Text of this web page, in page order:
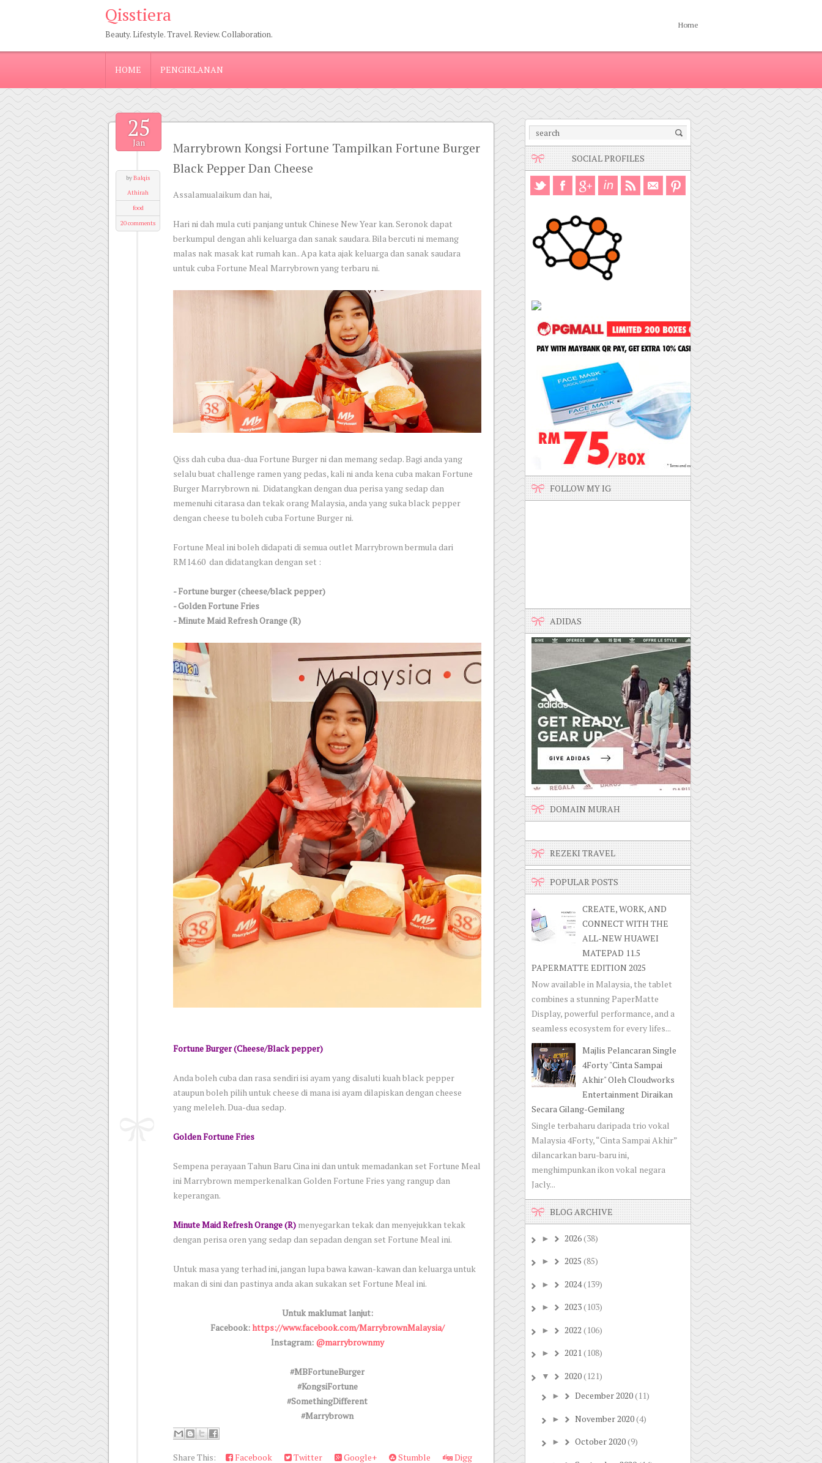
Qisstiera
Beauty. Lifestyle. Travel. Review. Collaboration.
Home
HOME PENGIKLANAN
25
Jan
byBalqis
Athirah
food
20 comments
Marrybrown Kongsi Fortune Tampilkan Fortune Burger
Black Pepper Dan Cheese
Assalamualaikum dan hai,
Hari ni dah mula cuti panjang untuk Chinese New Year kan. Seronok dapat
berkumpul dengan ahli keluarga dan sanak saudara. Bila bercuti ni memang
malas nak masak kat rumah kan.. Apa kata ajak keluarga dan sanak saudara
untuk cuba Fortune Meal Marrybrown yang terbaru ni.
Qiss dah cuba dua-dua Fortune Burger ni dan memang sedap. Bagi anda yang
selalu buat challenge ramen yang pedas, kali ni anda kena cuba makan Fortune
Burger Marrybrown ni. Didatangkan dengan dua perisa yang sedap dan
memenuhi citarasa dan tekak orang Malaysia, anda yang suka black pepper
dengan cheese tu boleh cuba Fortune Burger ni.
Fortune Meal ini boleh didapati di semua outlet Marrybrown bermula dari
RM14.60 dan didatangkan dengan set :
- Fortune burger (cheese/black pepper)
- Golden Fortune Fries
- Minute Maid Refresh Orange (R)
Fortune Burger (Cheese/Black pepper)
Anda boleh cuba dan rasa sendiri isi ayam yang disaluti kuah black pepper
ataupun boleh pilih untuk cheese di mana isi ayam dilapiskan dengan cheese
yang meleleh. Dua-dua sedap.
Golden Fortune Fries
Sempena perayaan Tahun Baru Cina ini dan untuk memadankan set Fortune Meal
ini Marrybrown memperkenalkan Golden Fortune Fries yang rangup dan
keperangan.
Minute Maid Refresh Orange (R) menyegarkan tekak dan menyejukkan tekak
dengan perisa oren yang sedap dan sepadan dengan set Fortune Meal ini.
Untuk masa yang terhad ini, jangan lupa bawa kawan-kawan dan keluarga untuk
makan di sini dan pastinya anda akan sukakan set Fortune Meal ini.
Untuk maklumat lanjut:
Facebook:https://www.facebook.com/MarrybrownMalaysia/
Instagram: @marrybrownmy
#MBFortuneBurger
#KongsiFortune
#SomethingDifferent
#Marrybrown
Share This: Facebook Twitter Google+ Stumble Digg
SOCIAL PROFILES
FOLLOW MY IG
ADIDAS
DOMAIN MURAH
REZEKI TRAVEL
POPULAR POSTS
CREATE, WORK, AND
CONNECT WITH THE
ALL-NEW HUAWEI
MATEPAD 11.5
PAPERMATTE EDITION 2025
Now available in Malaysia, the tablet
combines a stunning PaperMatte
Display, powerful performance, and a
seamless ecosystem for every lifes...
Majlis Pelancaran Single
4Forty "Cinta Sampai
Akhir" Oleh Cloudworks
Entertainment Diraikan
Secara Gilang-Gemilang
Single terbaharu daripada trio vokal
Malaysia 4Forty, “Cinta Sampai Akhir”
dilancarkan baru-baru ini,
menghimpunkan ikon vokal negara
Jacly...
BLOG ARCHIVE
► 2026(38)
► 2025 (85)
► 2024(139)
► 2023(103)
► 2022 (106)
► 2021(108)
▼ 2020(121)
► December 2020(11)
► November 2020(4)
► October 2020(9)